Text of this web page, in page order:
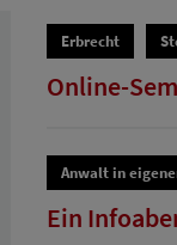
Erbrecht
Online-
Anwalt in
Ein